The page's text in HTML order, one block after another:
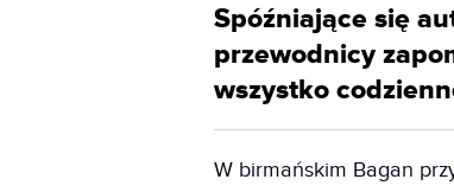
Spóźniające się
przewodnicy
wszystko
W birmańskim Bagan